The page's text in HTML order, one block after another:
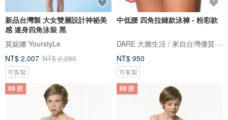
新品台灣製 大女雙層設計神祕美
感 連身四角泳裝 黑
莫妮娜 YourstyLe
NT$ 2,007 NT$ 2,280
可客製
中低腰 四角拉鏈款泳褲 - 粉彩款
DARE 大膽生活 / 來自台灣優質男性內著
NT$ 950
可客製
88 折 88 折